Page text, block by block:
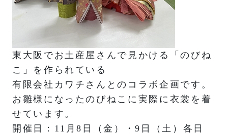
東大阪でお土産屋さんで見かける「のびね
こ」を作られている
有限会社カワチさんとのコラボ企画です。
お雛様になったのびねこに実際に衣裳を着
せています。
開催日：11月8日（金）・9日（土）各日